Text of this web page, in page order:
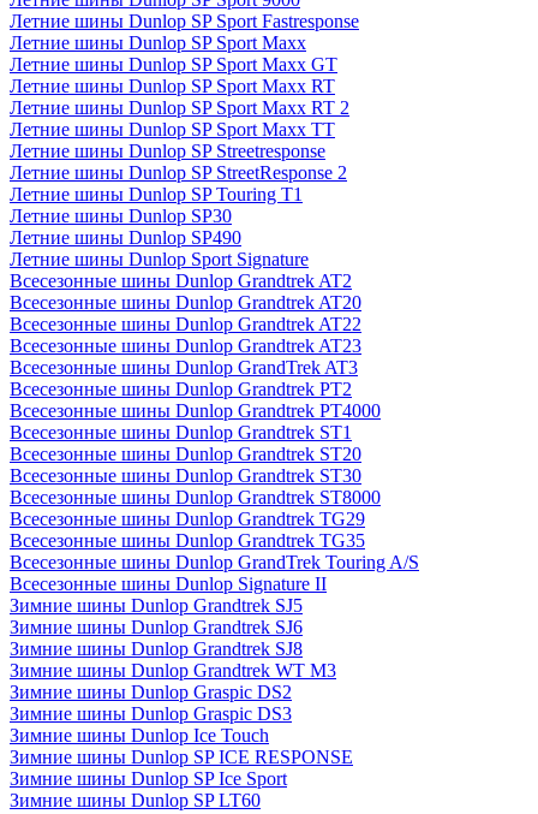
Летние шины Dunlop SP Sport Fastresponse
Летние шины Dunlop SP Sport Maxx
Летние шины Dunlop SP Sport Maxx GT
Летние шины Dunlop SP Sport Maxx RT
Летние шины Dunlop SP Sport Maxx RT 2
Летние шины Dunlop SP Sport Maxx TT
Летние шины Dunlop SP Streetresponse
Летние шины Dunlop SP StreetResponse 2
Летние шины Dunlop SP Touring T1
Летние шины Dunlop SP30
Летние шины Dunlop SP490
Летние шины Dunlop Sport Signature
Всесезонные шины Dunlop Grandtrek AT2
Всесезонные шины Dunlop Grandtrek AT20
Всесезонные шины Dunlop Grandtrek AT22
Всесезонные шины Dunlop Grandtrek AT23
Всесезонные шины Dunlop GrandTrek AT3
Всесезонные шины Dunlop Grandtrek PT2
Всесезонные шины Dunlop Grandtrek PT4000
Всесезонные шины Dunlop Grandtrek ST1
Всесезонные шины Dunlop Grandtrek ST20
Всесезонные шины Dunlop Grandtrek ST30
Всесезонные шины Dunlop Grandtrek ST8000
Всесезонные шины Dunlop Grandtrek TG29
Всесезонные шины Dunlop Grandtrek TG35
Всесезонные шины Dunlop GrandTrek Touring A/S
Всесезонные шины Dunlop Signature II
Зимние шины Dunlop Grandtrek SJ5
Зимние шины Dunlop Grandtrek SJ6
Зимние шины Dunlop Grandtrek SJ8
Зимние шины Dunlop Grandtrek WT M3
Зимние шины Dunlop Graspic DS2
Зимние шины Dunlop Graspic DS3
Зимние шины Dunlop Ice Touch
Зимние шины Dunlop SP ICE RESPONSE
Зимние шины Dunlop SP Ice Sport
Зимние шины Dunlop SP LT60